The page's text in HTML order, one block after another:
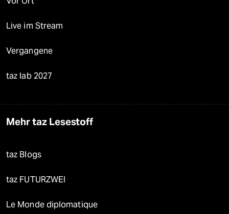
Live im Stream
Vergangene
taz lab 2027
Mehr taz Lesestoff
taz Blogs
taz FUTURZWEI
Le Monde diplomatique